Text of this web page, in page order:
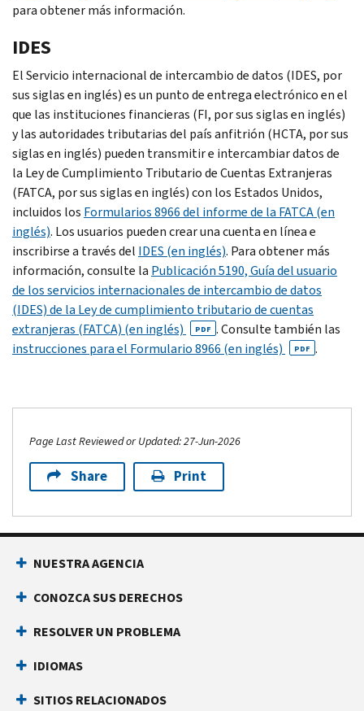
para obtener más información.
IDES
El Servicio internacional de intercambio de datos (IDES, por
sus siglas en inglés) es un punto de entrega electrónico en el
que las instituciones financieras (FI, por sus siglas en inglés)
y las autoridades tributarias del país anfitrión (HCTA, por sus
siglas en inglés) pueden transmitir e intercambiar datos de
la Ley de Cumplimiento Tributario de Cuentas Extranjeras
(FATCA, por sus siglas en inglés) con los Estados Unidos,
incluidos los Formularios 8966 del informe de la FATCA (en
inglés). Los usuarios pueden crear una cuenta en línea e
inscribirse a través del IDES (en inglés). Para obtener más
información, consulte la Publicación 5190, Guía del usuario
de los servicios internacionales de intercambio de datos
(IDES) de la Ley de cumplimiento tributario de cuentas
extranjeras (FATCA) (en inglés)
PDF . Consulte también las
instrucciones para el Formulario 8966 (en inglés)
PDF .
Page Last Reviewed or Updated: 27-Jun-2026
Share Print
NUESTRA AGENCIA
CONOZCA SUS DERECHOS
RESOLVER UN PROBLEMA
IDIOMAS
SITIOS RELACIONADOS